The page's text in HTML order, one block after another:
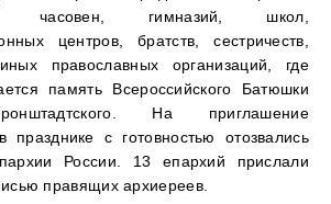
часовен, гимназий, школ,
центров, братств, сестричеств,
православных организаций, где
память Всероссийского Батюшки
На приглашение
празднике с готовностью отозвались
России. 13 епархий прислали
правящих архиереев.